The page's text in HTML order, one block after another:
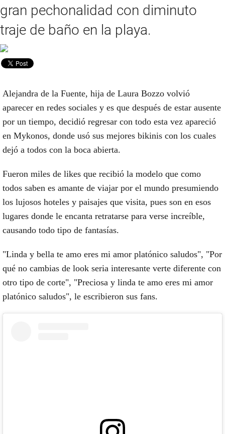
gran pechonalidad con diminuto
traje de baño en la playa.
Alejandra de la Fuente, hija de Laura Bozzo volvió
aparecer en redes sociales y es que después de estar ausente
por un tiempo, decidió regresar con todo esta vez apareció
en Mykonos, donde usó sus mejores bikinis con los cuales
dejó a todos con la boca abierta.
Fueron miles de likes que recibió la modelo que como
todos saben es amante de viajar por el mundo presumiendo
los lujosos hoteles y paisajes que visita, pues son en esos
lugares donde le encanta retratarse para verse increíble,
causando todo tipo de fantasías.
"Linda y bella te amo eres mi amor platónico saludos", "Por
qué no cambias de look seria interesante verte diferente con
otro tipo de corte", "Preciosa y linda te amo eres mi amor
platónico saludos", le escribieron sus fans.